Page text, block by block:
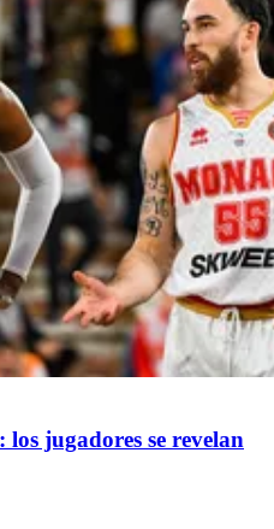
jugadores se revelan